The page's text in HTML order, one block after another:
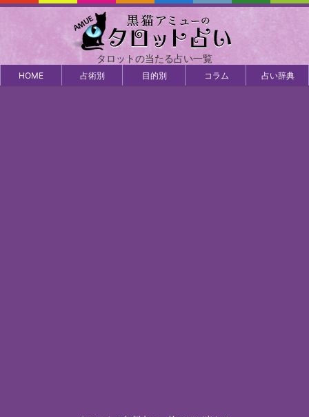
タロットの当たる占い一覧
HOME 占術別 目的別 コラム 占い辞典